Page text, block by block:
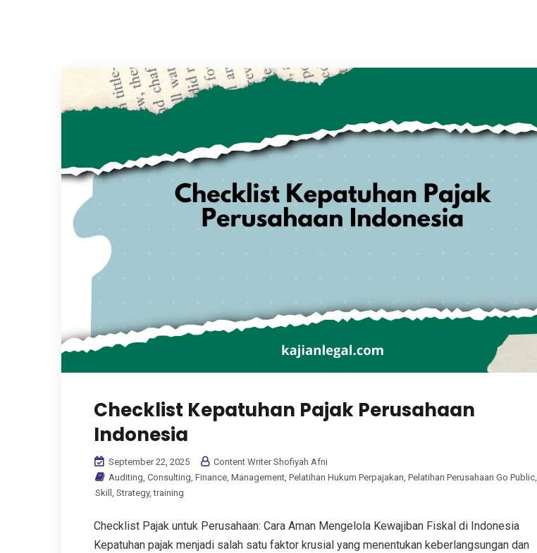
Checklist Kepatuhan Pajak Perusahaan
Indonesia
September 22, 2025
Content Writer Shofiyah Afni
Auditing, Consulting, Finance, Management, Pelatihan Hukum Perpajakan, Pelatihan Perusahaan Go Public,
Skill , Strategy,training
Checklist Pajak untuk Perusahaan: Cara Aman Mengelola Kewajiban Fiskal di Indonesia
Kepatuhan pajak menjadi salah satu faktor krusial yang menentukan keberlangsungan dan